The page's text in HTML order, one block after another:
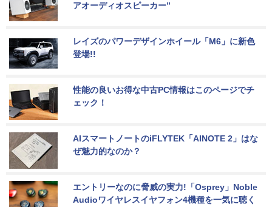
アオーディオスピーカー”
レイズのパワーデザインホイール「M6」に新色
登場!!
性能の良いお得な中古PC情報はこのページでチ
ェック！
AIスマートノートのiFLYTEK「AINOTE 2」はな
ぜ魅力的なのか？
エントリーなのに脅威の実力!「Osprey」Noble
Audioワイヤレスイヤフォン4機種を一気に聴く